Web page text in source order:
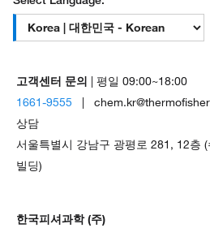
고객센터 문의 | 평일 09:00~18:00
1661-9555 |
상담
서울특별시 강남구 광평로 281, 12층
빌딩)
한국피셔과학 (주)